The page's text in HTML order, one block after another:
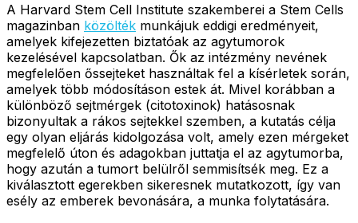
A Harvard Stem Cell Institute szakemberei a Stem Cells
magazinban közölték munkájuk eddigi eredményeit,
amelyek kifejezetten biztatóak az agytumorok
kezelésével kapcsolatban. Ők az intézmény nevének
megfelelően őssejteket használtak fel a kísérletek során,
amelyek több módosításon estek át. Mivel korábban a
különböző sejtmérgek (citotoxinok) hatásosnak
bizonyultak a rákos sejtekkel szemben, a kutatás célja
egy olyan eljárás kidolgozása volt, amely ezen mérgeket
megfelelő úton és adagokban juttatja el az agytumorba,
hogy azután a tumort belülről semmisítsék meg. Ez a
kiválasztott egerekben sikeresnek mutatkozott, így van
esély az emberek bevonására, a munka folytatására.